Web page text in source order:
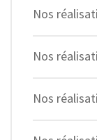
Nos
Nos
Nos